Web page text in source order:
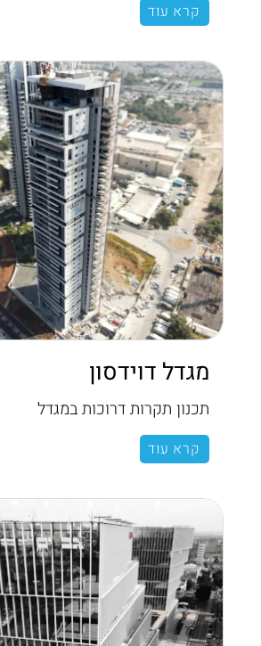
קרא עוד
מגדל דוידסון
תכנון תקרות דרוכות במגדל
קרא עוד